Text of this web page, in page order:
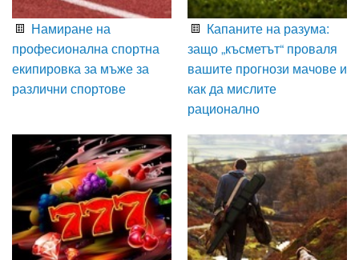
Намиране на
професионална спортна
екипировка за мъже за
различни спортове
Капаните на разума:
защо „късметът“ проваля
вашите прогнози мачове и
как да мислите
рационално